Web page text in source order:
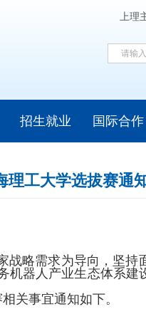
上理
招生就业 国际合作
理工大学选拔赛通
战略需求为导向，坚
器人产业生态体系建
关事宜通知如下。